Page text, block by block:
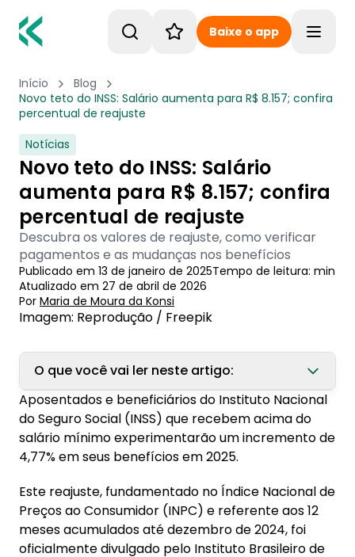
Baixe o app
Início
Blog
Novo teto do INSS: Salário aumenta para R$ 8.157; confira
percentual de reajuste
Notícias
Novo teto do INSS: Salário
aumenta para R$ 8.157; confira
percentual de reajuste
Descubra os valores de reajuste, como verificar
pagamentos e as mudanças nos benefícios
Publicado em 13 de janeiro de 2025Tempo de leitura: min
Atualizado em 27 de abril de 2026
Por Maria de Moura da Konsi
Imagem: Reprodução / Freepik
O que você vai ler neste artigo:
1. Confira o novo valor do teto do INSS
2. Quando será feito o pagamento do INSS
com reajuste?
3. Como verificar o pagamento com reajuste?
4. O que muda no empréstimo consignado
com o reajuste do INSS?
Aposentados e beneficiários do Instituto Nacional
do Seguro Social (INSS) que recebem acima do
salário mínimo experimentarão um incremento de
4,77% em seus benefícios em 2025.
Este reajuste, fundamentado no Índice Nacional de
Preços ao Consumidor (INPC) e referente aos 12
meses acumulados até dezembro de 2024, foi
oficialmente divulgado pelo Instituto Brasileiro de